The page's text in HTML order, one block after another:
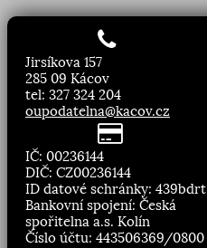
Jirsíkova 157
285 09 Kácov
tel: 327 324 204
oupodatelna@kacov.cz
IČ: 00236144
DIČ: CZ00236144
ID datové schránky: 439bdrt
Bankovní spojení: Česká
spořitelna a.s. Kolín
Číslo účtu: 443506369/0800